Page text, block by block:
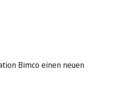
Bimco einen neuen